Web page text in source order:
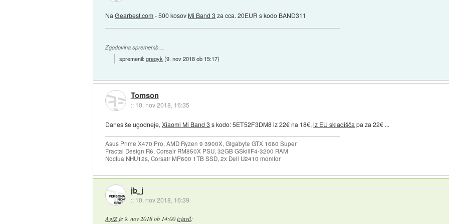
NaGearbest.com- 500 kosov Mi Band 3za cca. 20EUR s kodo BAND311
Zgodovina sprememb…
spremenil:gregyk (9. nov 2018 ob 15:17)
Tomson
:: 10. nov 2018, 16:35
Danes še ugodneje,Xiaomi Mi Band 3s kodo: 5ET52F3DM8 iz 22€ na 18€,iz EU skladišča pa za 22€ ...
Asus Prime X470 Pro, AMD Ryzen 9 3900X, Gigabyte GTX 1660 Super
Fractal Design R6, Corsair RM850X PSU, 32GB GSkillF4-3200 RAM
Noctua NHU12s, Corsair MP600 1TB SSD, 2x Dell U2410 monitor
jb_j
:: 10. nov 2018, 16:39
AgiZje9. nov 2018 ob 14:00 izjavil: